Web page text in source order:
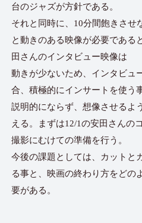
台のジャズが方針である。
それと同時に、10分間飽きさせ
と動きのある映像が必要である
田さんのインタビュー映像は
動きが少ないため、インタビュ
合、積極的にインサートを使う
説明的にならず、想像させるよ
える。まずは12/1の安田さんの
撮影にむけての準備を行う。
今後の課題としては、カットと
る事と、映画の終わり方をどの
要がある。